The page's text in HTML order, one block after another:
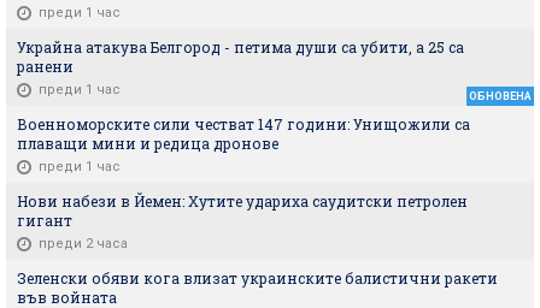
преди 1 час
Украйна атакува Белгород - петима души са убити, а 25 са
ранени
преди 1 час ОБНОВЕНА
Военноморските сили честват 147 години: Унищожили са
плаващи мини и редица дронове
преди 1 час
Нови набези в Йемен: Хутите удариха саудитски петролен
гигант
преди 2 часа
Зеленски обяви кога влизат украинските балистични ракети
във войната